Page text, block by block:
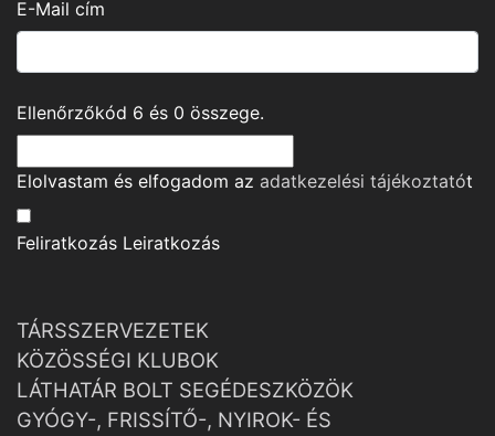
E-Mail cím
Ellenőrzőkód 6 és 0 összege.
Elolvastam és elfogadom az adatkezelési tájékoztatót
Feliratkozás Leiratkozás
TÁRSSZERVEZETEK
KÖZÖSSÉGI KLUBOK
LÁTHATÁR BOLT SEGÉDESZKÖZÖK
GYÓGY-, FRISSÍTŐ-, NYIROK- ÉS